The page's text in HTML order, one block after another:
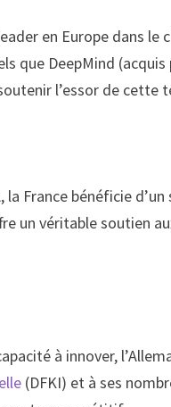
en Europe dans
que DeepMind
l’essor de cette
la France bénéficie
un véritable
à innover,
(DFKI) et à ses